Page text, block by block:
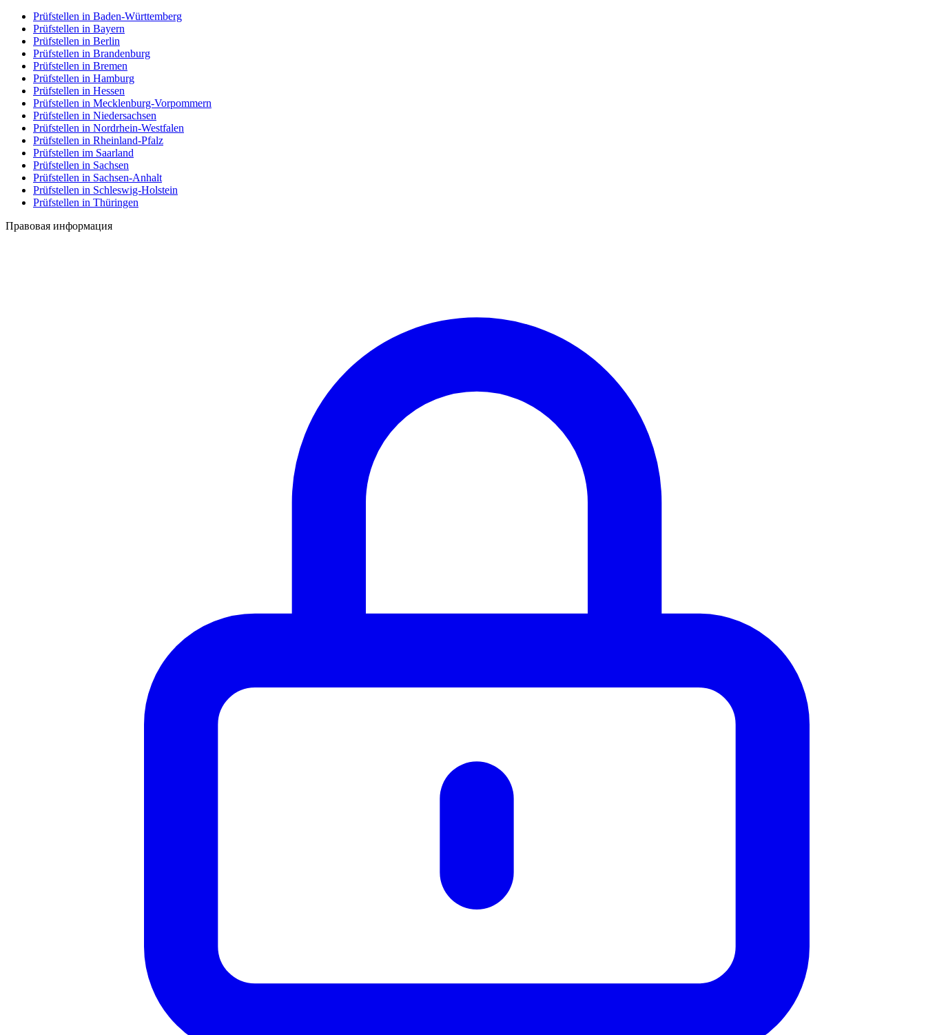
Prüfstellen in Baden-Württemberg
Prüfstellen in Bayern
Prüfstellen in Berlin
Prüfstellen in Brandenburg
Prüfstellen in Bremen
Prüfstellen in Hamburg
Prüfstellen in Hessen
Prüfstellen in Mecklenburg-Vorpommern
Prüfstellen in Niedersachsen
Prüfstellen in Nordrhein-Westfalen
Prüfstellen in Rheinland-Pfalz
Prüfstellen im Saarland
Prüfstellen in Sachsen
Prüfstellen in Sachsen-Anhalt
Prüfstellen in Schleswig-Holstein
Prüfstellen in Thüringen
Правовая информация